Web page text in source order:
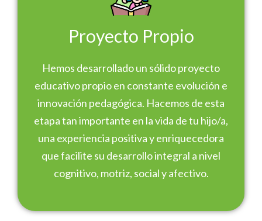
Proyecto Propio
Hemos desarrollado un sólido proyecto
educativo propio en constante evolución e
innovación pedagógica. Hacemos de esta
etapa tan importante en la vida de tu hijo/a,
una experiencia positiva y enriquecedora
que facilite su desarrollo integral a nivel
cognitivo, motriz, social y afectivo.